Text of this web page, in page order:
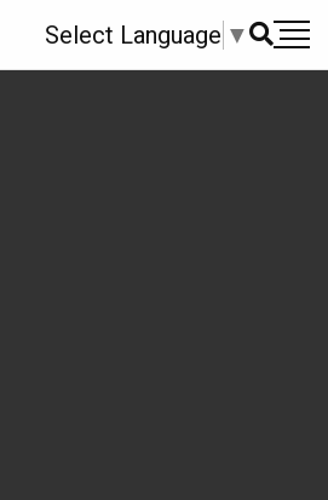
Select Language ▼